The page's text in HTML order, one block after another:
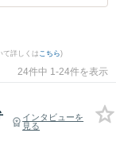
て詳しくはこちら)
24件中 1-24件を表示
インタビューを
見る